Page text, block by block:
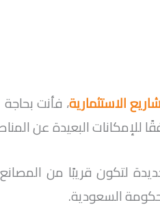
الاستثمارية
للإمكانات البعيدة عن
لتكون قريبًا من المصانع
السعودية.